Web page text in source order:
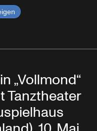
„Vollmond“
Tanztheater